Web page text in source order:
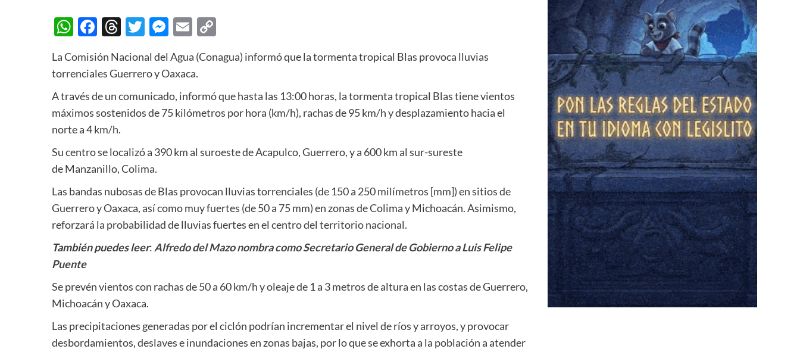
WhatsApp
Facebook
Threads
Twitter
Messenger
Email
La Comisión Nacional del Agua (Conagua) informó que la tormenta tropical Blas provoca lluvias
torrenciales Guerrero y Oaxaca.
A través de un comunicado, informó que hasta las 13:00 horas, la tormenta tropical Blas tiene vientos
máximos sostenidos de 75 kilómetros por hora (km/h), rachas de 95 km/h y desplazamiento hacia el
norte a 4 km/h.
Su centro se localizó a 390 km al suroeste de Acapulco, Guerrero, y a 600 km al sur-sureste
de Manzanillo, Colima.
Las bandas nubosas de Blas provocan lluvias torrenciales (de 150 a 250 milímetros [mm]) en sitios de
Guerrero y Oaxaca, así como muy fuertes (de 50 a 75 mm) en zonas de Colima y Michoacán. Asimismo,
reforzará la probabilidad de lluvias fuertes en el centro del territorio nacional.
También puedes leer:Alfredo del Mazo nombra como Secretario General de Gobierno a Luis Felipe
Puente
Se prevén vientos con rachas de 50 a 60 km/h y oleaje de 1 a 3 metros de altura en las costas de Guerrero,
Michoacán y Oaxaca.
Las precipitaciones generadas por el ciclón podrían incrementar el nivel de ríos y arroyos, y provocar
desbordamientos, deslaves e inundaciones en zonas bajas, por lo que se exhorta a la población a atender
❄
❄
❄